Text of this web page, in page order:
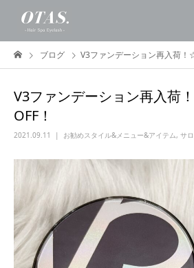
ブログ V3ファンデーション再入荷！
V3ファンデーション再入荷
OFF！
2021.09.11 お勧めスタイル&メニュー&アイテム, サ